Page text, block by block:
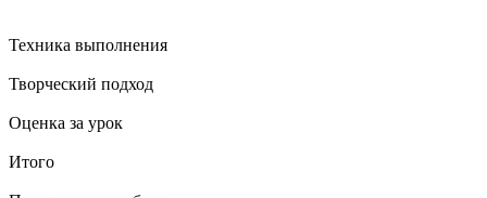
Техника выполнения
Творческий подход
Оценка за урок
Итого